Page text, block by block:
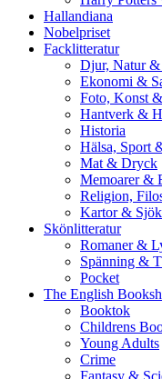
Hallandiana
Nobelpriset
Facklitteratur
Djur, Natur &
Ekonomi &
Foto, Konst
Hantverk &
Historia
Hälsa, Sport
Mat & Dryck
Memoarer &
Religion,
Kartor &
Skönlitteratur
Romaner &
Spänning &
Pocket
The English
Booktok
Childrens
Young Adults
Crime
Fantasy &